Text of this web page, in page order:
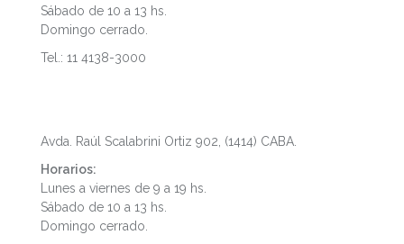
Sábado de 10 a 13 hs.
Domingo cerrado.
Tel.: 11 4138-3000
Avda. Raúl Scalabrini Ortiz 902, (1414) CABA.
Horarios:
Lunes a viernes de 9 a 19 hs.
Sábado de 10 a 13 hs.
Domingo cerrado.